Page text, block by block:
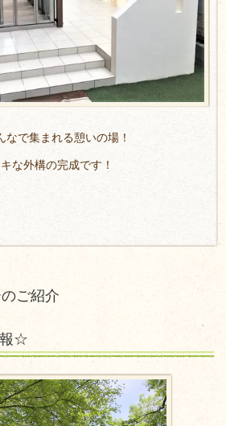
なで集まれる憩いの場！
な外構の完成です！
ご紹介
報☆